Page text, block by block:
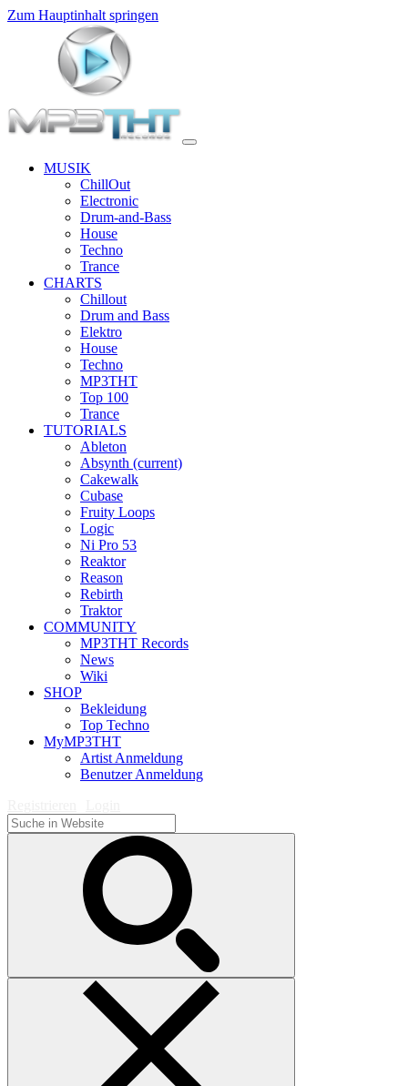
Zum Hauptinhalt springen
MUSIK
ChillOut
Electronic
Drum-and-Bass
House
Techno
Trance
CHARTS
Chillout
Drum and Bass
Elektro
House
Techno
MP3THT
Top 100
Trance
TUTORIALS
Ableton
Absynth (current)
Cakewalk
Cubase
Fruity Loops
Logic
Ni Pro 53
Reaktor
Reason
Rebirth
Traktor
COMMUNITY
MP3THT Records
News
Wiki
SHOP
Bekleidung
Top Techno
MyMP3THT
Artist Anmeldung
Benutzer Anmeldung